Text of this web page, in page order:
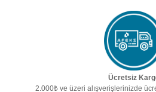
Ücretsiz
2.000₺ ve üzeri alışverişlerinizde